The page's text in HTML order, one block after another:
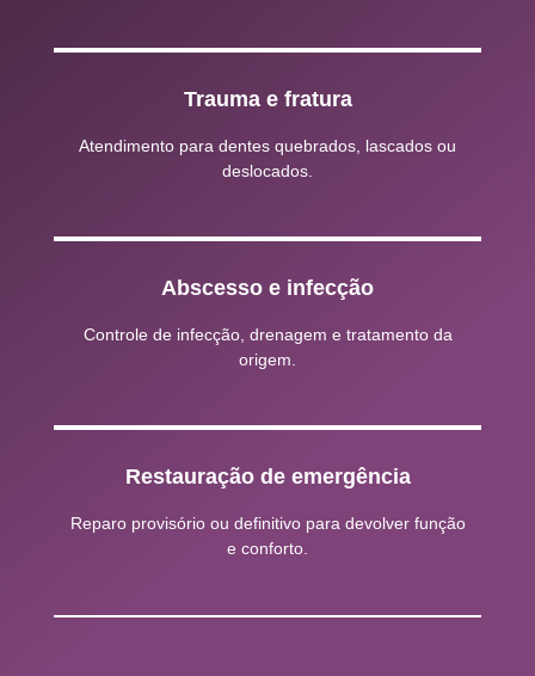
Trauma e fratura
Atendimento para dentes quebrados, lascados ou
deslocados.
Abscesso e infecção
Controle de infecção, drenagem e tratamento da
origem.
Restauração de emergência
Reparo provisório ou definitivo para devolver função
e conforto.